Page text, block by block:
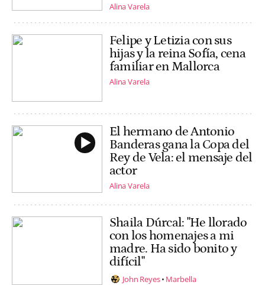
Alina Varela
Felipe y Letizia con sus
hijas y la reina Sofía, cena
familiar en Mallorca
Alina Varela
El hermano de Antonio
Banderas gana la Copa del
Rey de Vela: el mensaje del
actor
Alina Varela
Shaila Dúrcal: "He llorado
con los homenajes a mi
madre. Ha sido bonito y
difícil"
John Reyes Marbella